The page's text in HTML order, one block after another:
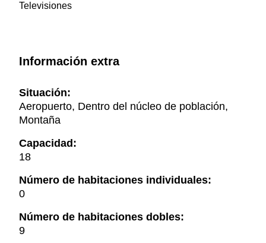
Televisiones
Información extra
Situación:
Aeropuerto, Dentro del núcleo de población,
Montaña
Capacidad:
18
Número de habitaciones individuales:
0
Número de habitaciones dobles:
9